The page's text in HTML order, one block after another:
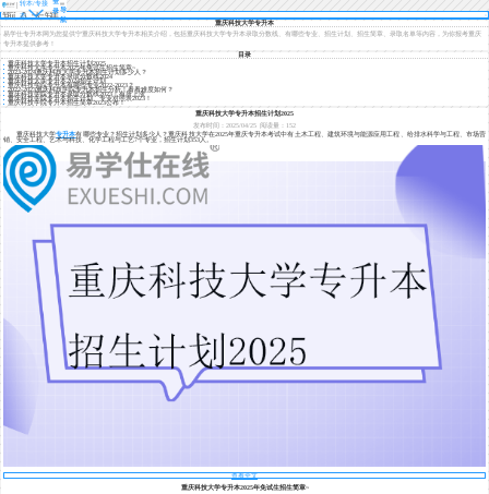
转本/专接
本
登
录导
航
重庆科技大学专升本
易学仕专升本网为您提供宁重庆科技大学专升本相关介绍，包括重庆科技大学专升本录取分数线、有哪些专业、招生计划、招生简章、录取名单等内容，为你报考重庆
专升本提供参考！
目录
重庆科技大学专升本招生计划2025
重庆科技大学专升本2025年免试生招生简章~
2023-2024重庆科技大学专升本招生计划多少人？
重庆科技大学专升本录取分数线2024
重庆科技大学专升本2024招生计划
重庆科技学院专升本有哪些专业2022-2023？
2022-2023重庆科技学院专升本招生分析！看看难度如何？
重庆科技学院专升本录取分数线2023！有所上涨
重庆科技学院专升本招生计划、专业对照表2023！
重庆科技学院专升本招生简章2023公布！
重庆科技大学专升本招生计划2025
发布时间：2025/04/25 阅读量：152
重庆科技大学专升本有哪些专业？招生计划多少人？重庆科技大学在2025年重庆专升本考试中有土木工程、建筑环境与能源应用工程、给排水科学与工程、市场营
销、安全工程、艺术与科技、化学工程与工艺7个专业，招生计划353人。
查看全文
重庆科技大学专升本2025年免试生招生简章~